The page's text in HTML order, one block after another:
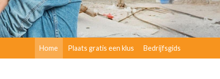
Home Plaats gratis een klus Bedrijfsgids